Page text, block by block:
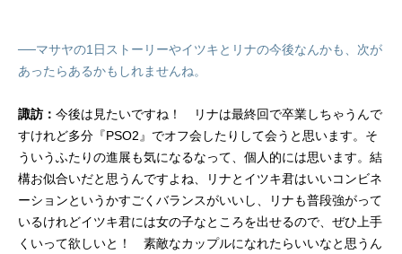
──マサヤの1日ストーリーやイツキとリナの今後なんかも、次が
あったらあるかもしれませんね。
諏訪： 今後は見たいですね！ リナは最終回で卒業しちゃうんで
すけれど多分『PSO2』でオフ会したりして会うと思います。そ
ういうふたりの進展も気になるなって、個人的には思います。結
構お似合いだと思うんですよね、リナとイツキ君はいいコンビネ
ーションというかすごくバランスがいいし、リナも普段強がって
いるけれどイツキ君には女の子なところを出せるので、ぜひ上手
くいって欲しいと！ 素敵なカップルになれたらいいなと思うん